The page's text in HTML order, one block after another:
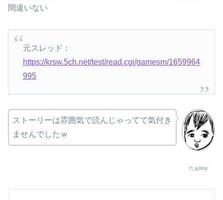
間違いない
元スレッド：
https://krsw.5ch.net/test/read.cgi/gamesm/1659964
995
たぁboy
ストーリーは雰囲気で読んじゃってて気付き
ませんでしたｗ